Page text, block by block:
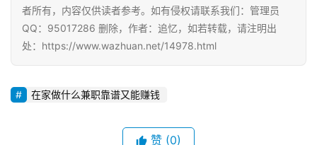
者所有，内容仅供读者参考。如有侵权请联系我们：管理员
QQ：95017286 删除，作者：追忆，如若转载，请注明出
处：https://www.wazhuan.net/14978.html
在家做什么兼职靠谱又能赚钱
赞 (0)